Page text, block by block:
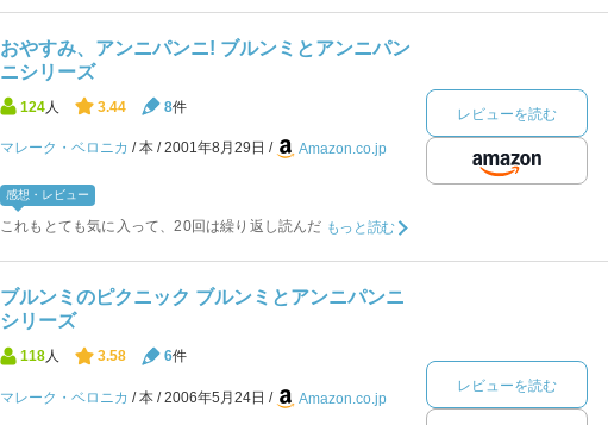
おやすみ、アンニパンニ! ブルンミとアンニパン
ニシリーズ
124 人 3.44 8件
マレーク・ベロニカ 本 2001年8月29日 Amazon.co.jp
感想・レビュー
これもとても気に入って、20回は繰り返し読んだ もっと読む
レビューを読む
ブルンミのピクニック ブルンミとアンニパンニ
シリーズ
118人 3.58 6件
マレーク・ベロニカ 本 2006年5月24日 Amazon.co.jp
レビューを読む